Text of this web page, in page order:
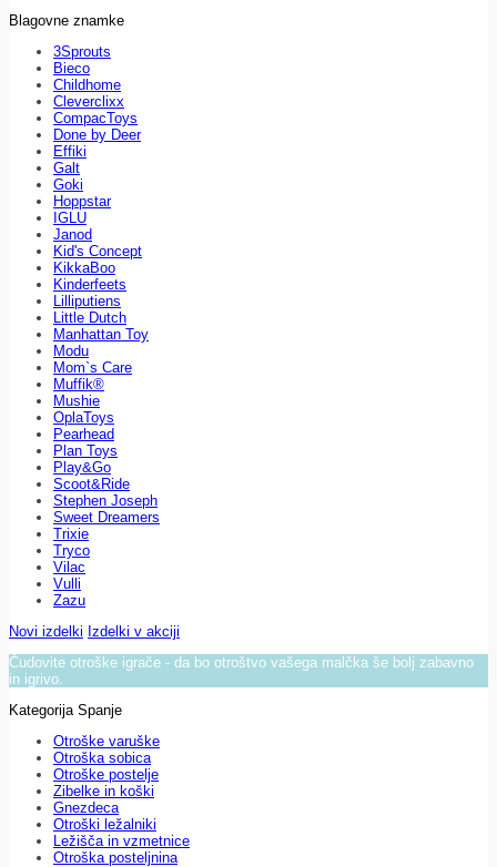
Blagovne znamke
3Sprouts
Bieco
Childhome
Cleverclixx
CompacToys
Done by Deer
Effiki
Galt
Goki
Hoppstar
IGLU
Janod
Kid's Concept
KikkaBoo
Kinderfeets
Lilliputiens
Little Dutch
Manhattan Toy
Modu
Mom`s Care
Muffik®
Mushie
OplaToys
Pearhead
Plan Toys
Play&Go
Scoot&Ride
Stephen Joseph
Sweet Dreamers
Trixie
Tryco
Vilac
Vulli
Zazu
Novi izdelki Izdelki v akciji
Čudovite otroške igrače - da bo otroštvo vašega malčka še bolj zabavno
in igrivo.
Kategorija Spanje
Otroške varuške
Otroška sobica
Otroške postelje
Zibelke in koški
Gnezdeca
Otroški ležalniki
Ležišča in vzmetnice
Otroška posteljnina